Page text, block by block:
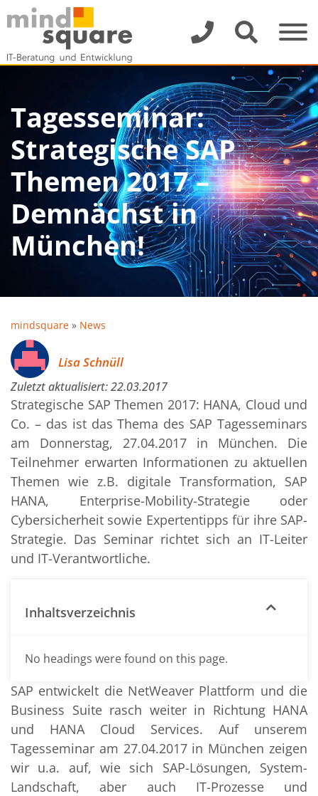
Tagesseminar:
Strategische SAP
Themen 2017 –
Demnächst in
München!
mindsquare » News
Lisa Schnüll
Zuletzt aktualisiert:22.03.2017
Strategische SAP Themen 2017: HANA, Cloud und
Co. – das ist das Thema des SAP Tagesseminars
am Donnerstag, 27.04.2017 in München. Die
Teilnehmer erwarten Informationen zu aktuellen
Themen wie z.B. digitale Transformation, SAP
HANA, Enterprise-Mobility-Strategie oder
Cybersicherheit sowie Expertentipps für ihre SAP-
Strategie. Das Seminar richtet sich an IT-Leiter
und IT-Verantwortliche.
Inhaltsverzeichnis
No headings were found on this page.
SAP entwickelt die NetWeaver Plattform und die
Business Suite rasch weiter in Richtung HANA
und HANA Cloud Services. Auf unserem
Tagesseminar am 27.04.2017 in München zeigen
wir u.a. auf, wie sich SAP-Lösungen, System-
Landschaft, aber auch IT-Prozesse und